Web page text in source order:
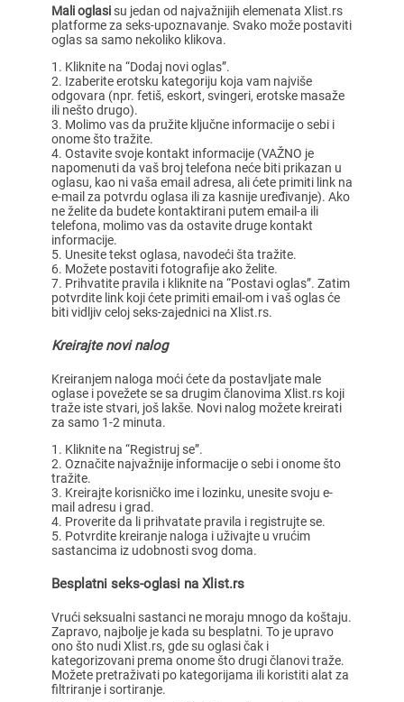
Mali oglasisu jedan od najvažnijih elemenata Xlist.rs
platforme za seks-upoznavanje. Svako može postaviti
oglas sa samo nekoliko klikova.
Kliknite na “Dodaj novi oglas”.
Izaberite erotsku kategoriju koja vam najviše
odgovara (npr. fetiš, eskort, svingeri, erotske masaže
ili nešto drugo).
Molimo vas da pružite ključne informacije o sebi i
onome što tražite.
Ostavite svoje kontakt informacije (VAŽNO je
napomenuti da vaš broj telefona neće biti prikazan u
oglasu, kao ni vaša email adresa, ali ćete primiti link na
e-mail za potvrdu oglasa ili za kasnije uređivanje). Ako
ne želite da budete kontaktirani putem email-a ili
telefona, molimo vas da ostavite druge kontakt
informacije.
Unesite tekst oglasa, navodeći šta tražite.
Možete postaviti fotografije ako želite.
Prihvatite pravila i kliknite na “Postavi oglas”. Zatim
potvrdite link koji ćete primiti email-om i vaš oglas će
biti vidljiv celoj seks-zajednici na Xlist.rs.
Kreirajte novi nalog
Kreiranjem naloga moći ćete da postavljate male
oglase i povežete se sa drugim članovima Xlist.rs koji
traže iste stvari, još lakše. Novi nalog možete kreirati
za samo 1-2 minuta.
Kliknite na “Registruj se”.
Označite najvažnije informacije o sebi i onome što
tražite.
Kreirajte korisničko ime i lozinku, unesite svoju e-
mail adresu i grad.
Proverite da li prihvatate pravila i registrujte se.
Potvrdite kreiranje naloga i uživajte u vrućim
sastancima iz udobnosti svog doma.
Besplatni seks-oglasi na Xlist.rs
Vrući seksualni sastanci ne moraju mnogo da koštaju.
Zapravo, najbolje je kada su besplatni. To je upravo
ono što nudi Xlist.rs, gde su oglasi čak i
kategorizovani prema onome što drugi članovi traže.
Možete pretraživati po kategorijama ili koristiti alat za
filtriranje i sortiranje.